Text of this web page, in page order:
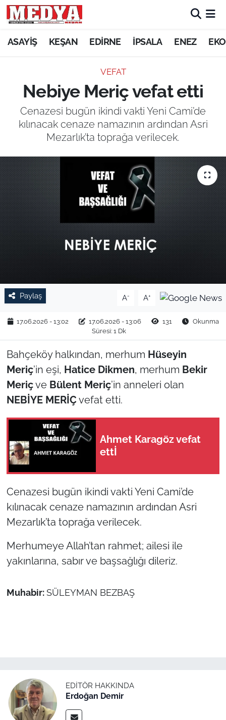
ASAYİŞ KEŞAN EDİRNE İPSALA ENEZ
VEFAT
Nebiye Meriç vefat etti
Cenazesi bugün ikindi vakti Yeni Cami’de
kılınacak cenaze namazının ardından Asri
Mezarlık’ta toprağa verilecek.
Paylaş A- A+
17.06.2026 - 13:02 17.06.2026 - 13:06 131
Okunma
Süresi: 1 Dk
Bahçeköy halkından, merhum Hüseyin
Meriç’in eşi, Hatice Dikmen, merhum Bekir
Meriçve Bülent Meriç’in anneleri olan
NEBİYE MERİÇvefat etti.
Ahmet Karagöz vefat
ettİ
Cenazesi bugün ikindi vakti Yeni Cami’de
kılınacak cenaze namazının ardından Asri
Mezarlık’ta toprağa verilecek.
Merhumeye Allah’tan rahmet; ailesi ile
yakınlarına, sabır ve başsağlığı dileriz.
Muhabir: SÜLEYMAN BEZBAŞ
EDITÖR HAKKINDA
Erdoğan Demir
KEŞAN
ASAYİŞ
SİYASET
GÜNDEM
EKONOMİ
SAĞLIK
EĞİTİM
TARIM VE HAYVANCILIK
RESMİ İLAN
SPOR
EDİRNE
TEKİRDAĞ
KIRKLARELİ
ÇANAKKALE
TÜRKİYE
Bölge
Güvenlik
İş Dünyası
Bilim Teknoloji